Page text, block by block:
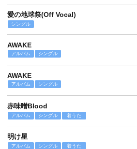
愛の地球祭(Off Vocal)
シングル
AWAKE
アルバム シングル
AWAKE
アルバム シングル
赤味噌Blood
アルバム シングル 着うた
明け星
アルバム シングル 着うた